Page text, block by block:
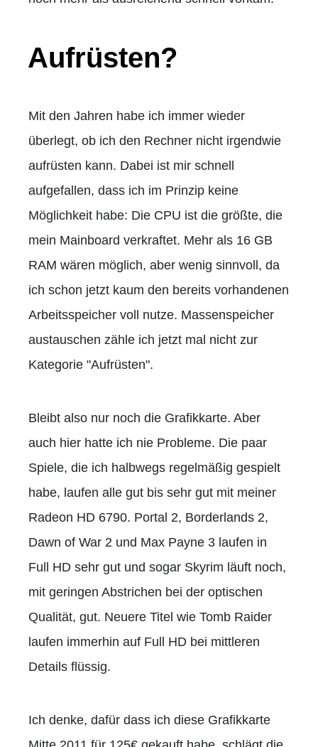
Aufrüsten?
Mit den Jahren habe ich immer wieder
überlegt, ob ich den Rechner nicht irgendwie
aufrüsten kann. Dabei ist mir schnell
aufgefallen, dass ich im Prinzip keine
Möglichkeit habe: Die CPU ist die größte, die
mein Mainboard verkraftet. Mehr als 16 GB
RAM wären möglich, aber wenig sinnvoll, da
ich schon jetzt kaum den bereits vorhandenen
Arbeitsspeicher voll nutze. Massenspeicher
austauschen zähle ich jetzt mal nicht zur
Kategorie "Aufrüsten".
Bleibt also nur noch die Grafikkarte. Aber
auch hier hatte ich nie Probleme. Die paar
Spiele, die ich halbwegs regelmäßig gespielt
habe, laufen alle gut bis sehr gut mit meiner
Radeon HD 6790. Portal 2, Borderlands 2,
Dawn of War 2 und Max Payne 3 laufen in
Full HD sehr gut und sogar Skyrim läuft noch,
mit geringen Abstrichen bei der optischen
Qualität, gut. Neuere Titel wie Tomb Raider
laufen immerhin auf Full HD bei mittleren
Details flüssig.
Ich denke, dafür dass ich diese Grafikkarte